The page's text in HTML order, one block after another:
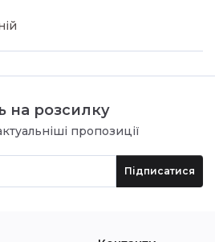
на розсилку
пропозиції
Підписатися